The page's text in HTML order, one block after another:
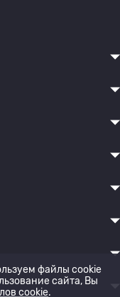
файлы cookie
сайта, Вы
cookie.